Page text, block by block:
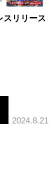
スリリース
2024.8.21